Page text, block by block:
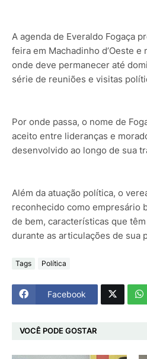
A agenda de Everaldo Fogaça
feira em Machadinho d’Oeste
onde deve permanecer até
série de reuniões e visitas
Por onde passa, o nome de
aceito entre lideranças e
desenvolvido ao longo de sua
Além da atuação política, o
reconhecido como empresário
de bem, características que
durante as articulações de sua
Tags Política
Facebook
VOCÊ PODE GOSTAR